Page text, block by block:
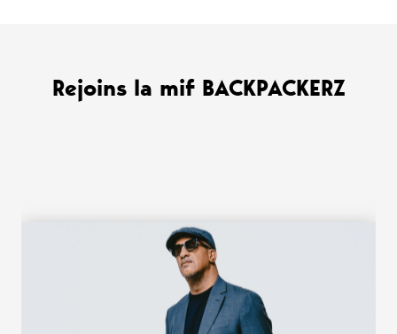
Rejoins la mif BACKPACKERZ
WANT MORE ?